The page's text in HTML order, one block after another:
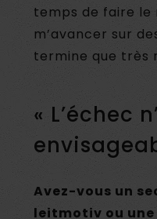
temps de faire le
m’avancer sur
termine que très
« L’échec
Avez-vous un
leitmotiv ou